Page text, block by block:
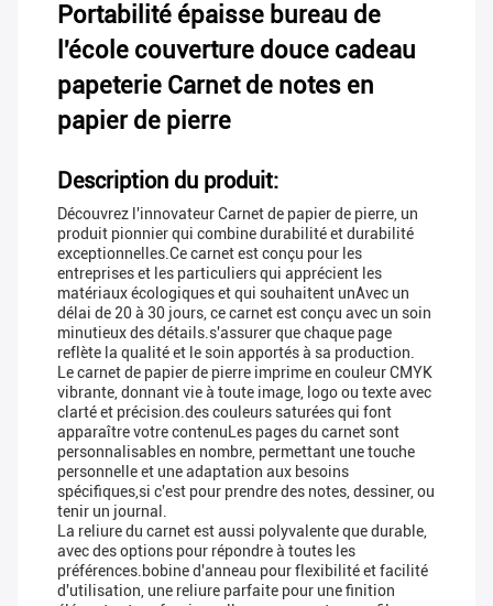
Portabilité épaisse bureau de
l'école couverture douce cadeau
papeterie Carnet de notes en
papier de pierre
Description du produit:
Découvrez l'innovateur Carnet de papier de pierre, un
produit pionnier qui combine durabilité et durabilité
exceptionnelles.Ce carnet est conçu pour les
entreprises et les particuliers qui apprécient les
matériaux écologiques et qui souhaitent unAvec un
délai de 20 à 30 jours, ce carnet est conçu avec un soin
minutieux des détails.s'assurer que chaque page
reflète la qualité et le soin apportés à sa production.
Le carnet de papier de pierre imprime en couleur CMYK
vibrante, donnant vie à toute image, logo ou texte avec
clarté et précision.des couleurs saturées qui font
apparaître votre contenuLes pages du carnet sont
personnalisables en nombre, permettant une touche
personnelle et une adaptation aux besoins
spécifiques,si c'est pour prendre des notes, dessiner, ou
tenir un journal.
La reliure du carnet est aussi polyvalente que durable,
avec des options pour répondre à toutes les
préférences.bobine d'anneau pour flexibilité et facilité
d'utilisation, une reliure parfaite pour une finition